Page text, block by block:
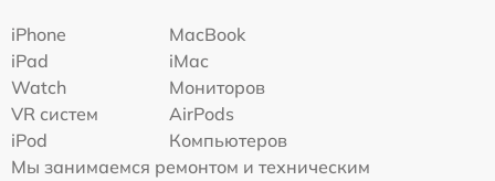
iPhone
MacBook
iPad
iMac
Watch
Мониторов
VR систем
AirPods
iPod
Компьютеров
Мы занимаемся ремонтом и техническим